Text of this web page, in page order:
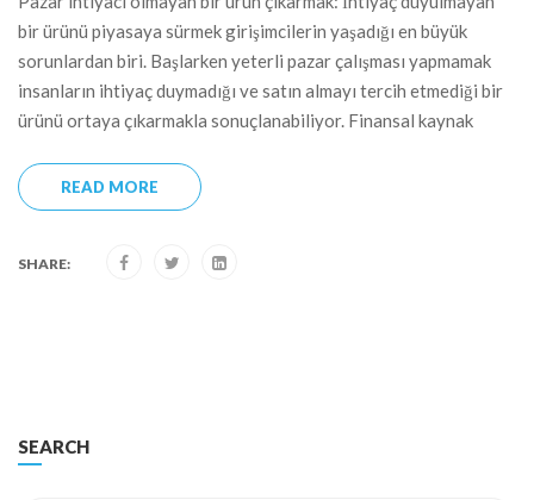
bir ürünü piyasaya sürmek girişimcilerin yaşadığı en büyük
sorunlardan biri. Başlarken yeterli pazar çalışması yapmamak
insanların ihtiyaç duymadığı ve satın almayı tercih etmediği bir
ürünü ortaya çıkarmakla sonuçlanabiliyor. Finansal kaynak
READ MORE
SHARE:
SEARCH